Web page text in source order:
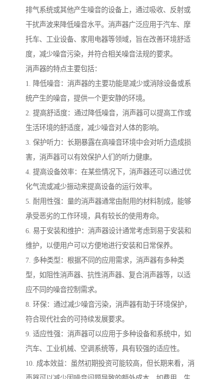
排气系统或其他产生噪音的设备上，通过吸收、反射或
干扰声波来降低噪音水平。消声器广泛应用于汽车、摩
托车、工业设备、家用电器等领域，旨在改善环境舒适
度，减少噪音污染，并符合相关噪音法规的要求。
消声器的特点主要包括：
1. 降低噪音：消声器的主要功能是减少或消除设备或系
统产生的噪音，提供一个更安静的环境。
2. 提高舒适度：通过降低噪音，消声器可以提高工作或
生活环境的舒适度，减少噪音对人体的影响。
3. 保护听力：长期暴露在高噪音环境中会对听力造成损
害，消声器可以有效保护人们的听力健康。
4. 提高设备效率：在某些情况下，消声器还可以通过优
化气流或减少振动来提高设备的运行效率。
5. 耐用性强：量的消声器通常由耐用的材料制成，能够
承受恶劣的工作环境，具有较长的使用寿命。
6. 易于安装和维护：消声器设计通常考虑到易于安装和
维护，以便用户可以方便地进行安装和日常保养。
7. 多种类型：根据不同的应用需求，消声器有多种类
型，如阻性消声器、抗性消声器、复合消声器等，以适
应不同的噪音控制需求。
8. 环保：通过减少噪音污染，消声器有助于环境保护，
符合现代社会的可持续发展要求。
9. 适应性强：消声器可以应用于多种设备和系统中，如
汽车、工业机械、空调系统等，具有较强的适应性。
10. 成本效益：虽然初期投资可能较高，但长期来看，消